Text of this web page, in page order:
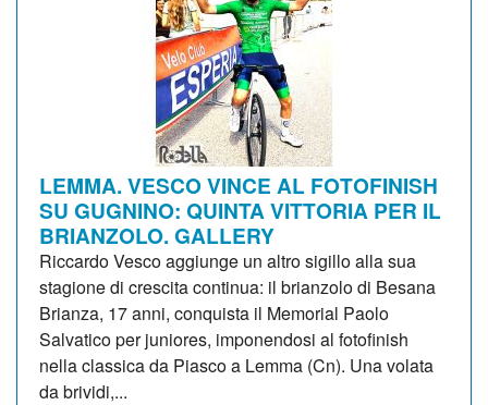
LEMMA. VESCO VINCE AL FOTOFINISH
SU GUGNINO: QUINTA VITTORIA PER IL
BRIANZOLO. GALLERY
Riccardo Vesco aggiunge un altro sigillo alla sua
stagione di crescita continua: il brianzolo di Besana
Brianza, 17 anni, conquista il Memorial Paolo
Salvatico per juniores, imponendosi al fotofinish
nella classica da Piasco a Lemma (Cn). Una volata
da brividi,...